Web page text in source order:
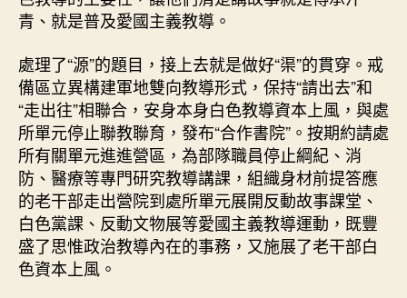
青、就是普及愛國主義教導。
處理了“源”的題目，接上去就是做好“渠”的貫穿。戒
備區立異構建軍地雙向教導形式，保持“請出去”和
“走出往”相聯合，安身本身白色教導資本上風，與處
所單元停止聯教聯育，發布“合作書院”。按期約請處
所有關單元進進營區，為部隊職員停止綱紀、消
防、醫療等專門研究教導講課，組織身材前提答應
的老干部走出營院到處所單元展開反動故事課堂、
白色黨課、反動文物展等愛國主義教導運動，既豐
盛了思惟政治教導內在的事務，又施展了老干部白
色資本上風。